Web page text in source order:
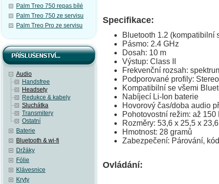
Palm Treo 750 repas bílé
Palm Treo 750 ze servisu
Palm Treo Pro ze servisu
Audio
Handsfree
Headsety
Redukce & kabely
Sluchátka
Transmitery
Ostatní
Baterie
Bluetooth & wi-fi
Držáky
Fólie
Klávesnice
Kryty
Specifikace:
Bluetooth 1.2 (kompatibilní
Pásmo: 2.4 GHz
Dosah: 10 m
Výstup: Class II
Frekvenční rozsah:
Podporované profily:
Kompatibilní se všemi
Nabíjecí Li-Ion baterie
Hovorový čas/doba audio
Pohotovostní režim: až 150
Rozměry: 53,6 x 25,5 x
Hmotnost: 28 gramů
Zabezpečení: Párování,
Ovládání: